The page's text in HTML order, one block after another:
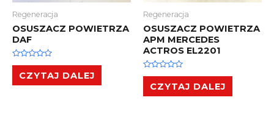
Regeneracja
OSUSZACZ POWIETRZA
DAF
Oceniono
na
5
CZYTAJ DALEJ
Regeneracja
OSUSZACZ POWIETRZA
APM MERCEDES
ACTROS EL2201
Oceniono
na
5
CZYTAJ DALEJ